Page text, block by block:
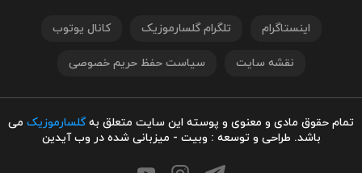
اینستاگرام تلگرام گلسارموزیک کانال یوتوب
نقشه سایت سیاست حفظ حریم خصوصی
تمام حقوق مادی و معنوی و پوسته این سایت متعلق بهگلسارموزیک می
باشد. طراحی و توسعه : وبیت - میزبانی شده در وب آیدین